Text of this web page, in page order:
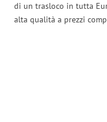
di un trasloco in tutta
alta qualità a prezzi